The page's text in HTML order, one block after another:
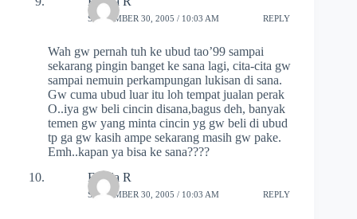
SEPTEMBER 30, 2005 / 10:03 AM REPLY
Wah gw pernah tuh ke ubud tao’99 sampai
sekarang pingin banget ke sana lagi, cita-cita gw
sampai nemuin perkampungan lukisan di sana.
Gw cuma ubud luar itu loh tempat jualan perak
O..iya gw beli cincin disana,bagus deh, banyak
temen gw yang minta cincin yg gw beli di ubud
tp ga gw kasih ampe sekarang masih gw pake.
Emh..kapan ya bisa ke sana????
Frieda R
SEPTEMBER 30, 2005 / 10:03 AM REPLY